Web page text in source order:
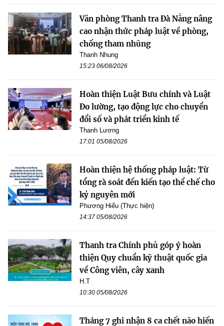
Văn phòng Thanh tra Đà Nẵng nâng
cao nhận thức pháp luật về phòng,
chống tham nhũng
Thanh Nhung
15:23 06/08/2026
Hoàn thiện Luật Bưu chính và Luật
Đo lường, tạo động lực cho chuyển
đổi số và phát triển kinh tế
Thanh Lương
17:01 05/08/2026
Hoàn thiện hệ thống pháp luật: Từ
tổng rà soát đến kiến tạo thể chế cho
kỷ nguyên mới
Phương Hiếu (Thực hiện)
14:37 05/08/2026
Thanh tra Chính phủ góp ý hoàn
thiện Quy chuẩn kỹ thuật quốc gia
về Công viên, cây xanh
H.T
10:30 05/08/2026
Tháng 7 ghi nhận 8 ca chết não hiến